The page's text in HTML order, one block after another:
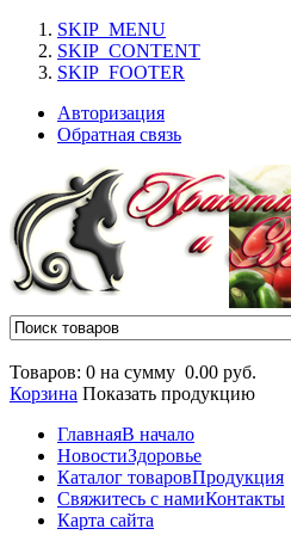
SKIP_MENU
SKIP_CONTENT
SKIP_FOOTER
Авторизация
Обратная связь
Товаров: 0 на сумму 0.00 руб.
Корзина Показать продукцию
ГлавнаяВ начало
НовостиЗдоровье
Каталог товаровПродукция
Свяжитесь с намиКонтакты
Карта сайта